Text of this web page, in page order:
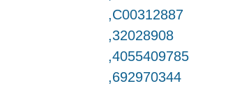
,C00312887
,32028908
,4055409785
,692970344